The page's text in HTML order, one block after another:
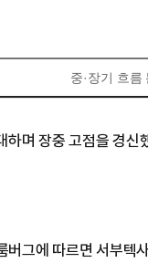
중·장기 흐름
하며 장중 고점을 경
버그에 따르면 서부텍